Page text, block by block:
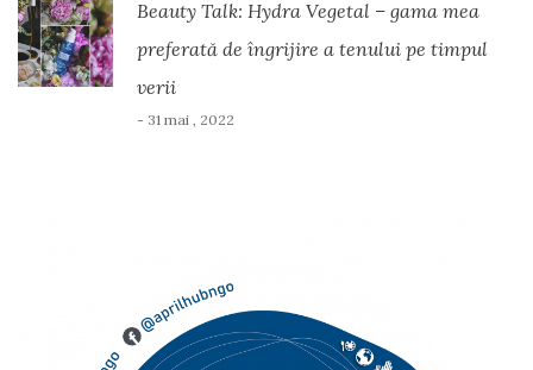
Beauty Talk: Hydra Vegetal – gama mea
preferată de îngrijire a tenului pe timpul
verii
- 31 mai , 2022